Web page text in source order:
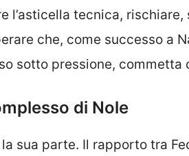
l’asticella tecnica, rischiare,
che, come successo a
sotto pressione, commetta
di Nole
sua parte. Il rapporto tra